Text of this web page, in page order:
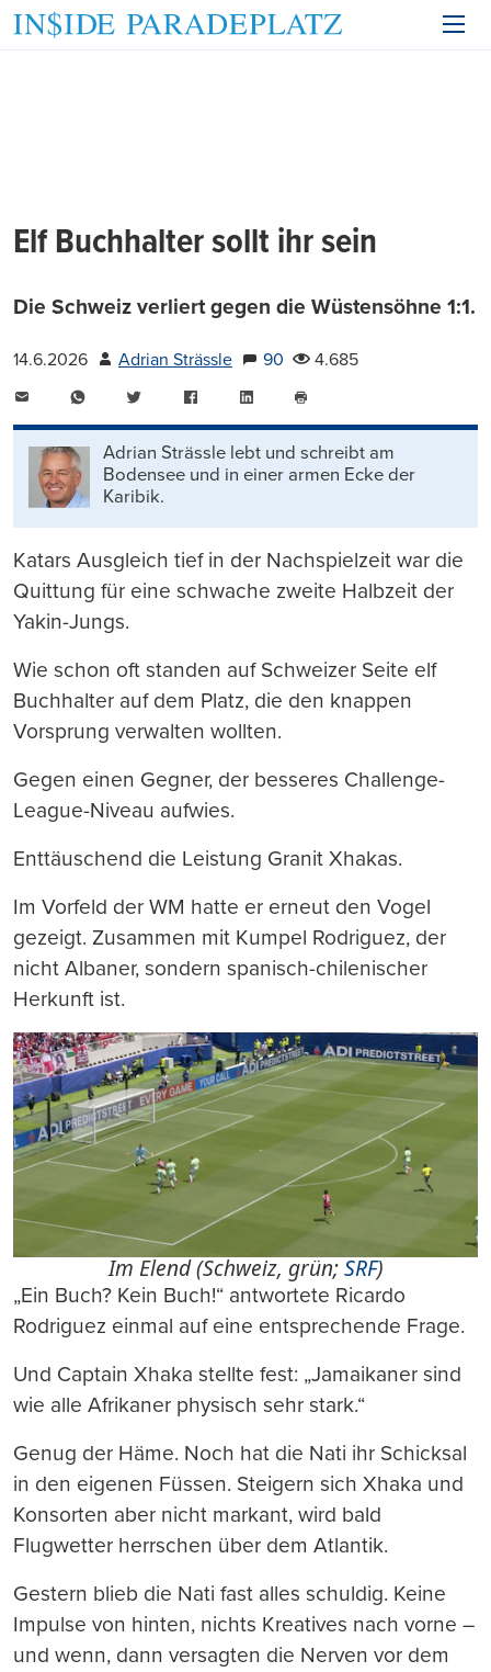
Elf Buchhalter sollt ihr sein
Die Schweiz verliert gegen die Wüstensöhne 1:1.
14.6.2026 Adrian Strässle 90
4.685
WhatsAppTwitter FacebookLinkedIn
drucken
Adrian Strässle lebt und schreibt am
Bodensee und in einer armen Ecke der
Karibik.
Katars Ausgleich tief in der Nachspielzeit war die
Quittung für eine schwache zweite Halbzeit der
Yakin-Jungs.
Wie schon oft standen auf Schweizer Seite elf
Buchhalter auf dem Platz, die den knappen
Vorsprung verwalten wollten.
Gegen einen Gegner, der besseres Challenge-
League-Niveau aufwies.
Enttäuschend die Leistung Granit Xhakas.
Im Vorfeld der WM hatte er erneut den Vogel
gezeigt. Zusammen mit Kumpel Rodriguez, der
nicht Albaner, sondern spanisch-chilenischer
Herkunft ist.
Im Elend (Schweiz, grün;SRF)
„Ein Buch? Kein Buch!“ antwortete Ricardo
Rodriguez einmal auf eine entsprechende Frage.
Und Captain Xhaka stellte fest: „Jamaikaner sind
wie alle Afrikaner physisch sehr stark.“
Genug der Häme. Noch hat die Nati ihr Schicksal
in den eigenen Füssen. Steigern sich Xhaka und
Konsorten aber nicht markant, wird bald
Flugwetter herrschen über dem Atlantik.
Gestern blieb die Nati fast alles schuldig. Keine
Impulse von hinten, nichts Kreatives nach vorne –
und wenn, dann versagten die Nerven vor dem